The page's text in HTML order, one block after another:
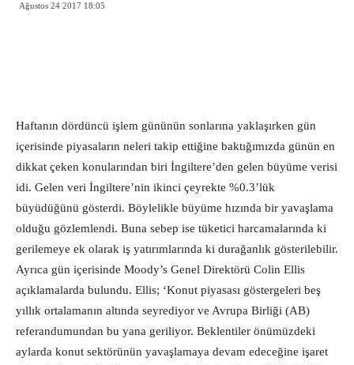
Ağustos 24 2017 18:05
Haftanın dördüncü işlem gününün sonlarına yaklaşırken gün
içerisinde piyasaların neleri takip ettiğine baktığımızda günün en
dikkat çeken konularından biri İngiltere’den gelen büyüme verisi
idi. Gelen veri İngiltere’nin ikinci çeyrekte %0.3’lük
büyüdüğünü gösterdi. Böylelikle büyüme hızında bir yavaşlama
olduğu gözlemlendi. Buna sebep ise tüketici harcamalarında ki
gerilemeye ek olarak iş yatırımlarında ki durağanlık gösterilebilir.
Ayrıca gün içerisinde Moody’s Genel Direktörü Colin Ellis
açıklamalarda bulundu. Ellis; ‘Konut piyasası göstergeleri beş
yıllık ortalamanın altında seyrediyor ve Avrupa Birliği (AB)
referandumundan bu yana geriliyor. Beklentiler önümüzdeki
aylarda konut sektörünün yavaşlamaya devam edeceğine işaret